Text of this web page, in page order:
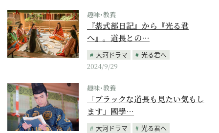
趣味･教養
『紫式部日記』から『光る君
へ』。道長との…
大河ドラマ
光る君へ
2024/9/29
趣味･教養
「ブラックな道長も見たい気もし
ます」國學…
大河ドラマ
光る君へ